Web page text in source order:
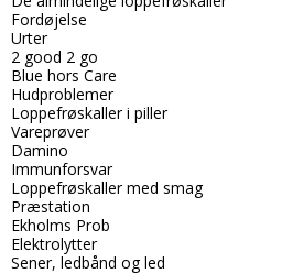
Fordøjelse
Urter
2 good 2 go
Blue hors Care
Hudproblemer
Loppefrøskaller i piller
Vareprøver
Damino
Immunforsvar
Loppefrøskaller med smag
Præstation
Ekholms Prob
Elektrolytter
Sener, ledbånd og led